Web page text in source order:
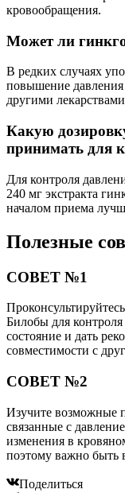
кровообращения.
Может ли
В редких случаях
повышение давления
другими
Какую
принимать для
Для контроля
240 мг экстракта
началом приема
Полезные
СОВЕТ №1
Билобы для
состояние и дать
совместимости с
СОВЕТ №2
Изучите возможные
связанные с
изменения в
поэтому важно быть
Поделиться